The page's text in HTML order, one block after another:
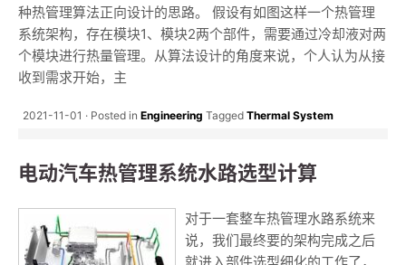
种热管理算法正向设计的思路。 假设有如图这样一个热管理
系统架构，存在模块1、模块2两个部件，需要通过冷却液对两
个模块进行热量管理。从算法设计的角度来说，个人认为从接
收到需求开始，主
2021-11-01 Posted in Engineering Tagged Thermal System
电动汽车热管理系统水路选型计算
对于一套整车热管理水路系统来
说，我们最终要的架构完成之后